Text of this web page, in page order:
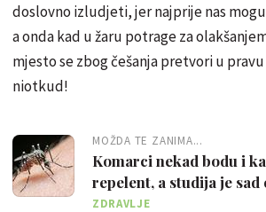
doslovno izludjeti, jer najprije nas
a onda kad u žaru potrage za
mjesto se zbog češanja pretvori u pravu
niotkud!
MOŽDA TE ZANIMA...
Komarci nekad bodu i
repelent, a studija je
ZDRAVLJE